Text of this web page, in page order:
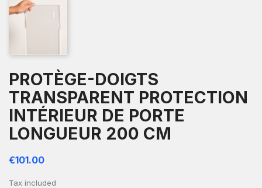
PROTÈGE-DOIGTS
TRANSPARENT PROTECTION
INTÉRIEUR DE PORTE
LONGUEUR 200 CM
€101.00
Tax included